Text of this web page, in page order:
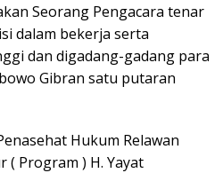
Seorang Pengacara tenar
dalam bekerja serta
dan digadang-gadang para
Gibran satu putaran
Hukum Relawan
( Program ) H. Yayat